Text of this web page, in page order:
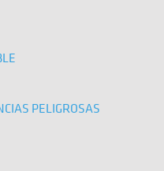
PELIGROSAS